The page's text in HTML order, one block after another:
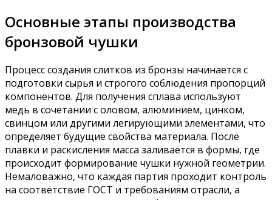
Основные этапы производства
бронзовой чушки
Процесс создания слитков из бронзы начинается с
подготовки сырья и строгого соблюдения пропорций
компонентов. Для получения сплава используют
медь в сочетании с оловом, алюминием, цинком,
свинцом или другими легирующими элементами, что
определяет будущие свойства материала. После
плавки и раскисления масса заливается в формы, где
происходит формирование чушки нужной геометрии.
Немаловажно, что каждая партия проходит контроль
на соответствие ГОСТ и требованиям отрасли, а